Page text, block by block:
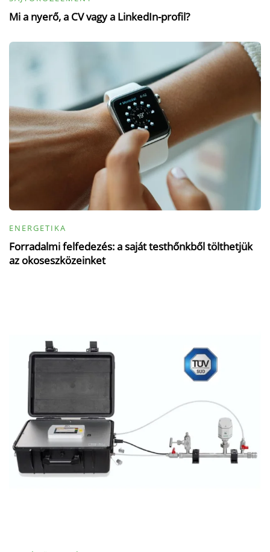
Mi a nyerő, a CV vagy a LinkedIn-profil?
ENERGETIKA
Forradalmi felfedezés: a saját testhőnkből tölthetjük
az okoseszközeinket